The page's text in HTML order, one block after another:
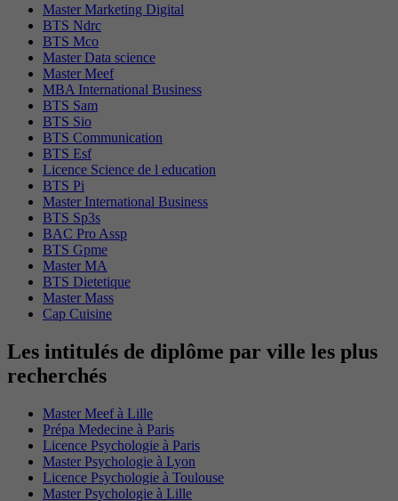
Master Marketing Digital
BTS Ndrc
BTS Mco
Master Data science
Master Meef
MBA International Business
BTS Sam
BTS Sio
BTS Communication
BTS Esf
Licence Science de l education
BTS Pi
Master International Business
BTS Sp3s
BAC Pro Assp
BTS Gpme
Master MA
BTS Dietetique
Master Mass
Cap Cuisine
Les intitulés de diplôme par ville les plus
recherchés
Master Meef à Lille
Prépa Medecine à Paris
Licence Psychologie à Paris
Master Psychologie à Lyon
Licence Psychologie à Toulouse
Master Psychologie à Lille